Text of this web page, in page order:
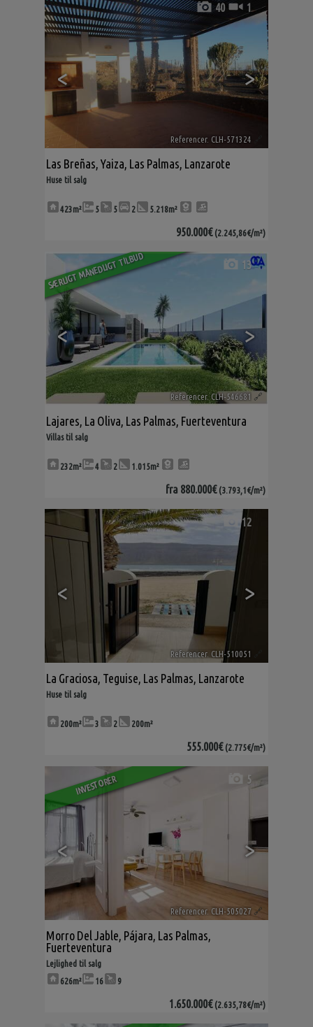
< >
40 1
Referencer. CLH-571324
Las Breñas, Yaiza, Las Palmas, Lanzarote
Huse til salg
423m² 5 5 2 5.218m²
950.000€ (2.245,86€/m²)
SÆRLIGT MÅNEDLIGT TILBUD
< >
13
Referencer. CLH-546681 🔗
Lajares, La Oliva, Las Palmas, Fuerteventura
Villas til salg
232m² 4 2 1.015m²
fra 880.000€ (3.793,1€/m²)
< >
12
Referencer. CLH-510051
La Graciosa, Teguise, Las Palmas, Lanzarote
Huse til salg
200m² 3 2 200m²
555.000€ (2.775€/m²)
INVESTORER
< >
5
Referencer. CLH-505027 🔗
Morro Del Jable, Pájara, Las Palmas,
Fuerteventura
Lejlighed til salg
626m²
16 9
1.650.000€ (2.635,78€/m²)